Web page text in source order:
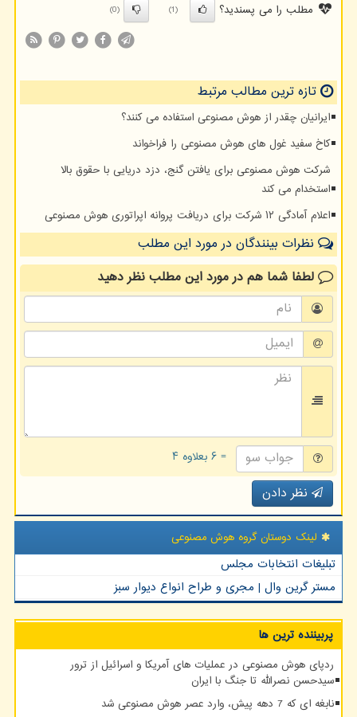
مطلب را می پسندید؟
(1)
(0)
تازه ترین مطالب مرتبط
ایرانیان چقدر از هوش مصنوعی استفاده می کنند؟
کاخ سفید غول های هوش مصنوعی را فراخواند
شرکت هوش مصنوعی برای یافتن گنج، دزد دریایی با حقوق بالا
استخدام می کند
اعلام آمادگی ۱۲ شرکت برای دریافت پروانه اپراتوری هوش مصنوعی
نظرات بینندگان در مورد این مطلب
لطفا شما همدر مورد این مطلبنظر دهید
= ۶ بعلاوه ۴
نظر دادن
لینک دوستان گروه هوش مصنوعی
تبلیغات انتخابات مجلس
مستر گرین وال | مجری و طراح انواع دیوار سبز
پربیننده ترین ها
ردپای هوش مصنوعی در عملیات های آمریکا و اسرائیل از ترور
سیدحسن نصرالله تا جنگ با ایران
نابغه ای که 7 دهه پیش، وارد عصر هوش مصنوعی شد